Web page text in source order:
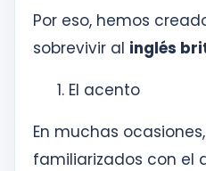
Solicitudes
Por eso, hemos
sobrevivir al inglés
El acento
En muchas
familiarizados con el